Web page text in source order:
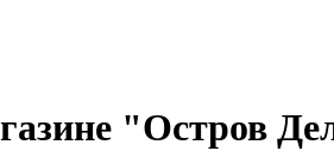
"Остров